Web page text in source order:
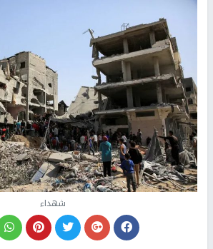
شهداء